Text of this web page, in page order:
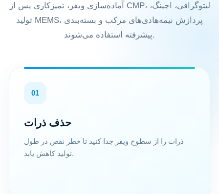
آماده‌سازی ویفر، تمیزکاری پس از CMP، لیتوگرافی، اچینگ،
تولید MEMS، پردازش نیمه‌هادی‌های مرکب و بسته‌بندی
پیشرفته استفاده می‌شوند.
01
حذف ذرات
ذرات را از سطوح ویفر جدا کنید تا خطر نقص در طول
تولید کاهش یابد.